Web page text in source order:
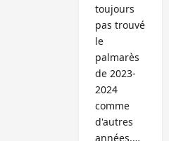
toujours
pas trouvé
le
palmarès
de 2023-
2024
comme
d'autres
années.…